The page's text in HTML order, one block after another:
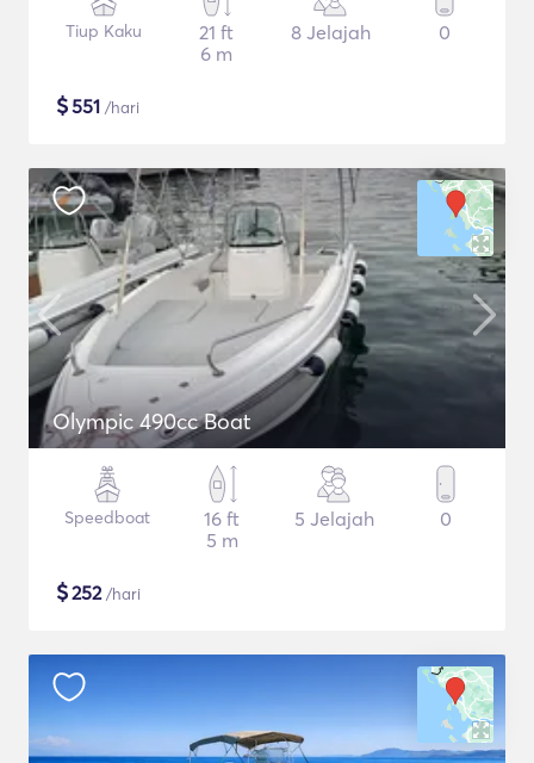
Tiup Kaku
21 ft
6 m
8 Jelajah 0
$551 /hari
Olympic 490cc Boat
Speedboat
16 ft
5 m
5 Jelajah 0
$252/hari